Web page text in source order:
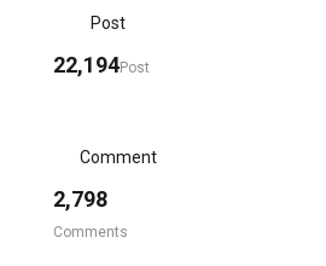
Post
22,194Post
Comment
2,798
Comments